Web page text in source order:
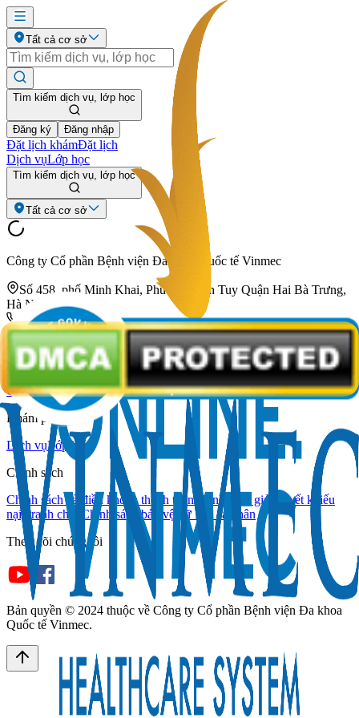
Tất cả cơ sở
Tìm kiếm dịch vụ, lớp học
Đăng ký Đăng nhập
Đặt lịch khámĐặt lịch
Dịch vụLớp học
Tìm kiếm dịch vụ, lớp học
Tất cả cơ sở
Công ty Cổ phần Bệnh viện Đa khoa Quốc tế Vinmec
Số 458, phố Minh Khai, Phường Vĩnh Tuy Quận Hai Bà Trưng,
Hà Nội.
024 3974 3556
info@vinmec.com
Hệ thống Vinmec
Giới thiệuHỗ trợBác sĩHệ thống cơ sở y tế
Khám phá
Dịch vụLớp học
Chính sách
Chính sách và điều khoản thanh toán Chính sách giải quyết khiếu
nại, tranh chấp
Chính sách bảo vệ dữ liệu cá nhân
Theo dõi chúng tôi
Bản quyền © 2024 thuộc về Công ty Cổ phần Bệnh viện Đa khoa
Quốc tế Vinmec.